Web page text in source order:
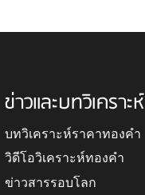
ข่าวและบทวิเคราะห์
บทวิเคราะห์ราคาทองคำ
วิดีโอวิเคราะห์ทองคำ
ข่าวสารรอบโลก